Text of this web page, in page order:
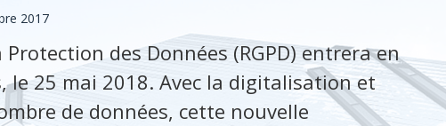
2017
des Données (RGPD) entrera en
le 25 mai 2018. Avec la digitalisation et
de données, cette nouvelle